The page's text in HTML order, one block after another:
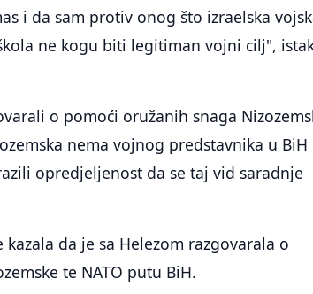
i da sam protiv onog što izraelska
ne kogu biti legitiman vojni cilj",
o pomoći oružanih snaga
nema vojnog predstavnika u BiH
opredjeljenost da se taj vid saradnje
da je sa Helezom razgovarala o
te NATO putu BiH.